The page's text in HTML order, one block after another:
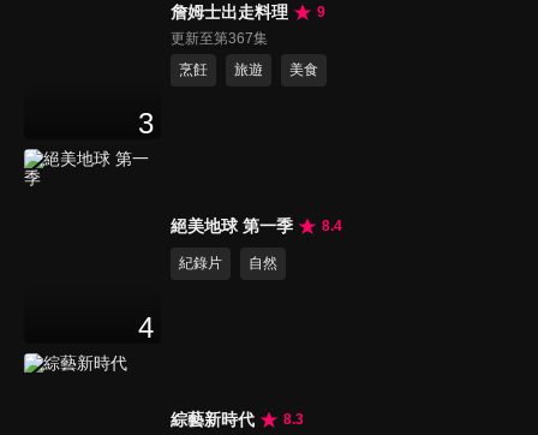
3
詹姆士出走料理
9
更新至第367集
烹飪
旅遊 美食
4
絕美地球 第一季 8.4
紀錄片 自然
綜藝新時代
8.3